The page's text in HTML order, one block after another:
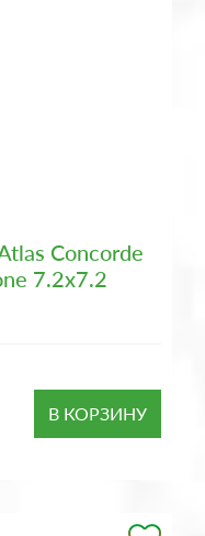
Concorde
7.2x7.2
В КОРЗИНУ